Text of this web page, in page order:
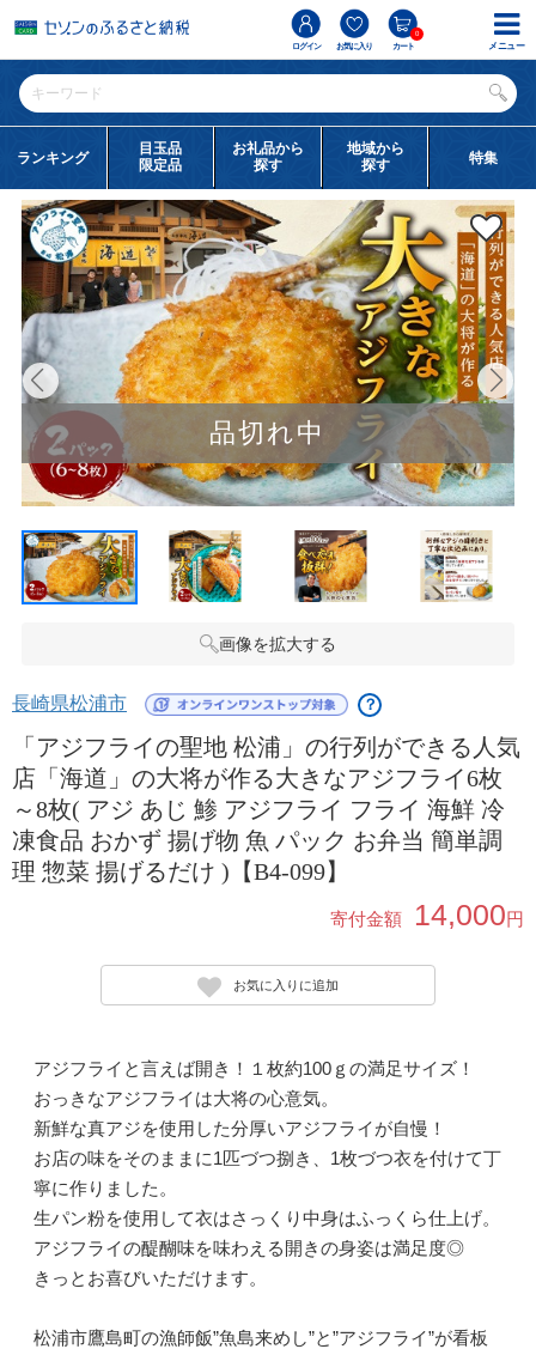
ログイン お気に入り カート
0
ランキング
目玉品
限定品
お礼品から
探す
地域から
探す
特集
品切れ中
画像を拡大する
長崎県松浦市 ？
「アジフライの聖地 松浦」の行列ができる人気
店「海道」の大将が作る大きなアジフライ6枚
～8枚( アジ あじ 鯵 アジフライ フライ 海鮮 冷
凍食品 おかず 揚げ物 魚 パック お弁当 簡単調
理 惣菜 揚げるだけ )【B4-099】
寄付金額 14,000円
お気に入りに追加
アジフライと言えば開き！１枚約100ｇの満足サイズ！
おっきなアジフライは大将の心意気。
新鮮な真アジを使用した分厚いアジフライが自慢！
お店の味をそのままに1匹づつ捌き、1枚づつ衣を付けて丁
寧に作りました。
生パン粉を使用して衣はさっくり中身はふっくら仕上げ。
アジフライの醍醐味を味わえる開きの身姿は満足度◎
きっとお喜びいただけます。
松浦市鷹島町の漁師飯”魚島来めし”と”アジフライ”が看板
メニュー